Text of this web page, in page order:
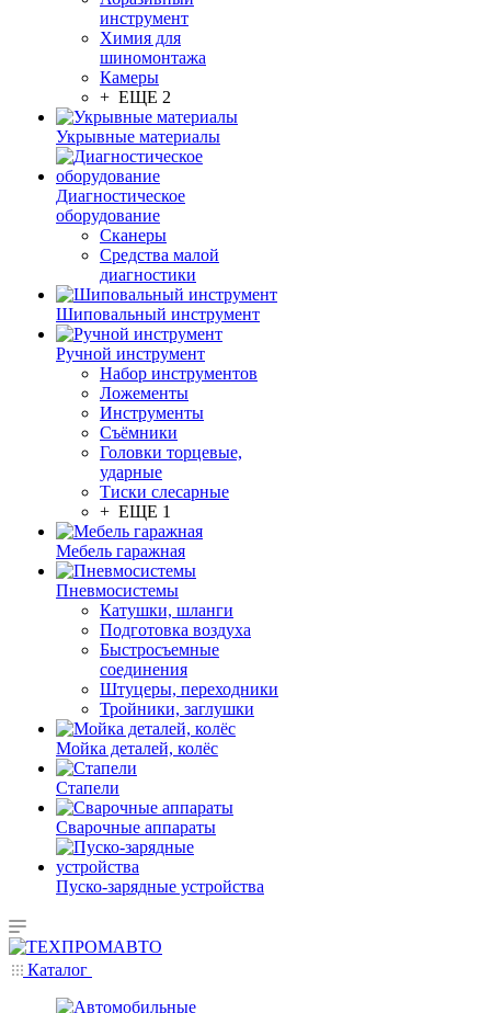
инструмент
Химия для
шиномонтажа
Камеры
+ ЕЩЕ 2
Укрывные материалы
Диагностическое
оборудование
Сканеры
Средства малой
диагностики
Шиповальный инструмент
Ручной инструмент
Набор инструментов
Ложементы
Инструменты
Съёмники
Головки торцевые,
ударные
Тиски слесарные
+ ЕЩЕ 1
Мебель гаражная
Пневмосистемы
Катушки, шланги
Подготовка воздуха
Быстросъемные
соединения
Штуцеры, переходники
Тройники, заглушки
Мойка деталей, колёс
Стапели
Сварочные аппараты
Пуско-зарядные устройства
Каталог